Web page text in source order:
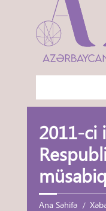
2011-ci
Ana Səhifə